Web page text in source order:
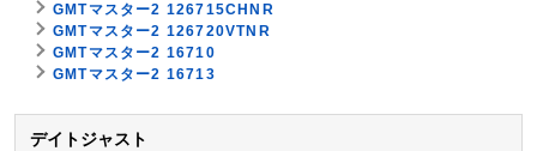
GMTマスター2 126715CHNR
GMTマスター2 126720VTNR
GMTマスター2 16710
GMTマスター2 16713
デイトジャスト